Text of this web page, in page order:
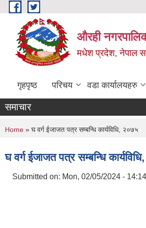
Skip to main content
औरही
मधेश प्रदेश, नेपाल
गृहपृष्ठ परिचय वडा कार्यालयहरु
समाचार
You are here
Home » घ वर्ग ईजाजत पत्र सम्बन्धि कार्यविधि, २०७५
घ वर्ग ईजाजत पत्र सम्बन्धि
Submitted on: Mon, 02/05/2024 - 14:14